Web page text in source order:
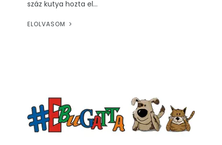
száz kutya hozta el...
ELOLVASOM